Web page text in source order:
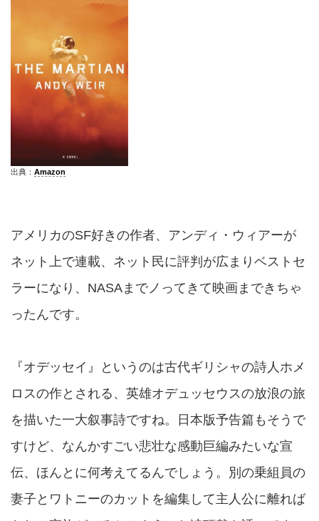
出典： Amazon
アメリカのSF好きの作者、アンディ・ウィアーが
ネット上で連載、ネット民に評判が広まりベストセ
ラーになり、NASAまでノってきて映画まできちゃ
ったんです。
『オデッセイ』というのは古代ギリシャの詩人ホメ
ロスの作とされる、英雄オデュッセウスの放浪の旅
を描いた一大叙事詩ですね。日本版予告篇もそうで
すけど、なんかすごい悲壮な感動巨編みたいな宣
伝、ほんとに何考えてるんでしょう。別の乗組員の
妻子とワトニーのカットを編集して主人公に離れば